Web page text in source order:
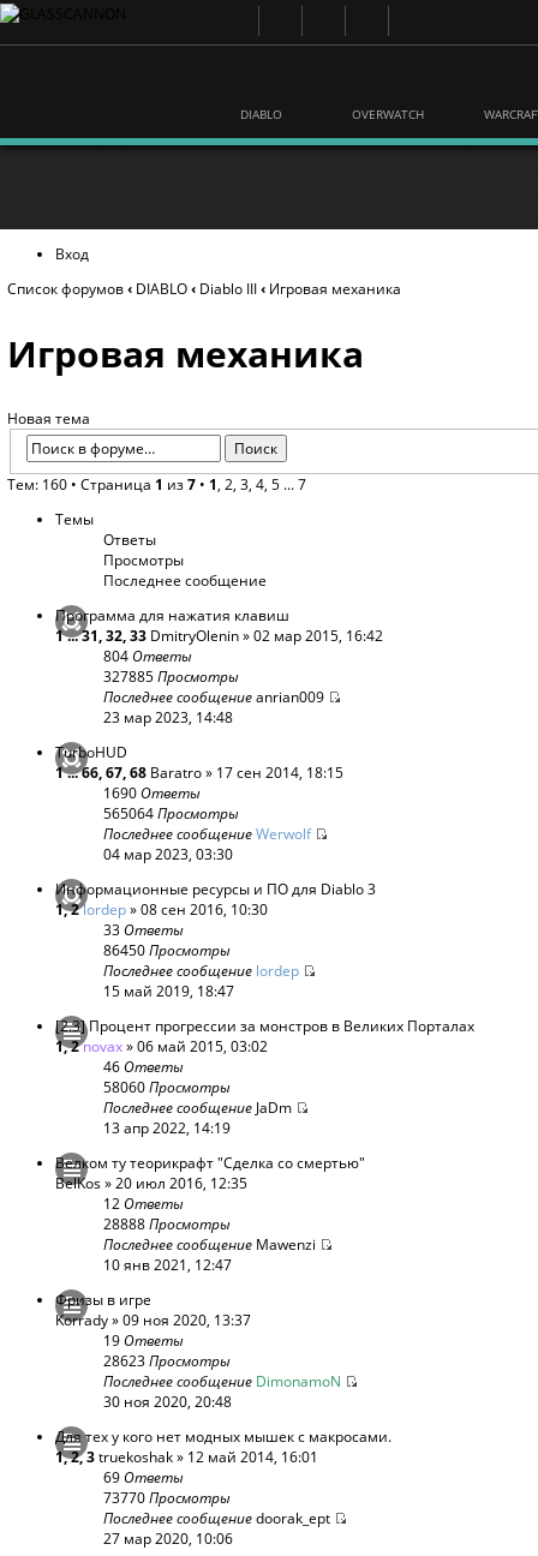
DIABLO OVERWATCH
Вход
Список форумов‹ DIABLO‹ Diablo III‹ Игровая механика
Игровая механика
Новая тема
Тем: 160 • Страница 1 из7 • 1, 2, 3, 4, 5 ...7
Темы
Ответы
Просмотры
Последнее сообщение
Программа для нажатия клавиш
1...31,32,33 DmitryOlenin» 02 мар 2015, 16:42
804Ответы
327885Просмотры
Последнее сообщениеanrian009
23 мар 2023, 14:48
TurboHUD
1...66,67,68 Baratro» 17 сен 2014, 18:15
1690Ответы
565064Просмотры
Последнее сообщениеWerwolf
04 мар 2023, 03:30
Информационные ресурсы и ПО для Diablo 3
1,2lordep» 08 сен 2016, 10:30
33Ответы
86450Просмотры
Последнее сообщение lordep
15 май 2019, 18:47
[2.3] Процент прогрессии за монстров в Великих Порталах
1,2novax» 06 май 2015, 03:02
46Ответы
58060Просмотры
Последнее сообщение JaDm
13 апр 2022, 14:19
Велком ту теорикрафт "Сделка со смертью"
BelKos» 20 июл 2016, 12:35
12Ответы
28888Просмотры
Последнее сообщение Mawenzi
10 янв 2021, 12:47
Фризы в игре
Korrady» 09 ноя 2020, 13:37
19Ответы
28623Просмотры
Последнее сообщение DimonamoN
30 ноя 2020, 20:48
Для тех у кого нет модных мышек с макросами.
1,2,3truekoshak» 12 май 2014, 16:01
69Ответы
73770Просмотры
Последнее сообщениеdoorak_ept
27 мар 2020, 10:06